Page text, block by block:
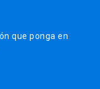
que ponga en